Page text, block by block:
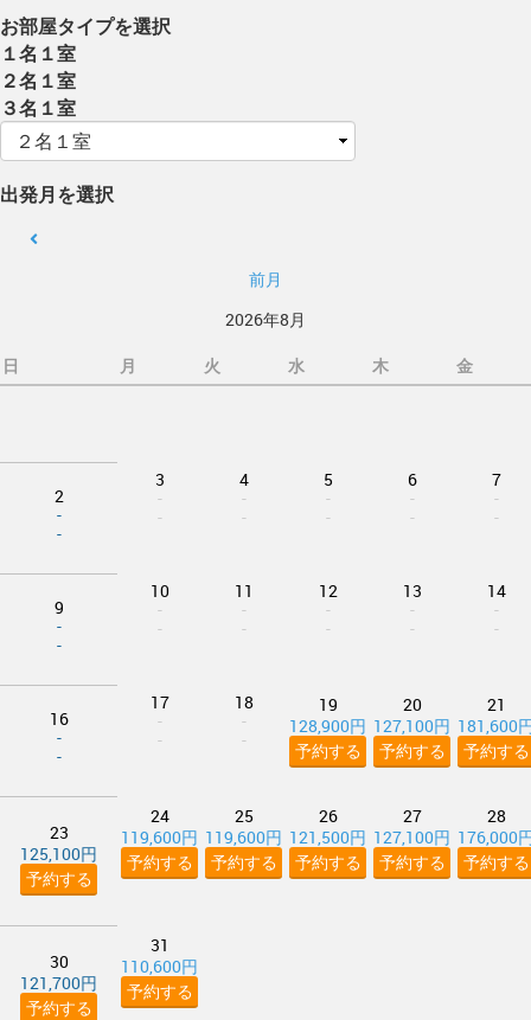
お部屋タイプを選択
１名１室
２名１室
３名１室
出発月を選択
前月
2026年8月
日 月 火 水 木 金
2
-
-
3
-
-
4
-
-
5
-
-
6
-
-
7
-
-
9
-
-
10
-
-
11
-
-
12
-
-
13
-
-
14
-
-
16
-
-
17
-
-
18
-
-
19
128,900円
予約する
20
127,100円
予約する
21
181,600
予約する
23
125,100円
予約する
24
119,600円
予約する
25
119,600円
予約する
26
121,500円
予約する
27
127,100円
予約する
28
176,000
予約する
30
121,700円
予約する
31
110,600円
予約する